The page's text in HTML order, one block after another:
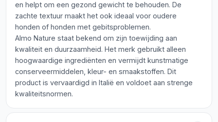
en helpt om een gezond gewicht te behouden. De
zachte textuur maakt het ook ideaal voor oudere
honden of honden met gebitsproblemen.
Almo Nature staat bekend om zijn toewijding aan
kwaliteit en duurzaamheid. Het merk gebruikt alleen
hoogwaardige ingrediënten en vermijdt kunstmatige
conserveermiddelen, kleur- en smaakstoffen. Dit
product is vervaardigd in Italië en voldoet aan strenge
kwaliteitsnormen.